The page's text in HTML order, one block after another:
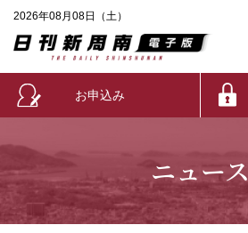
2026年08月08日（土）
お申込み
ニュース